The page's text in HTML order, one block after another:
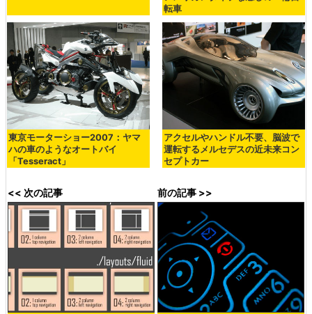
転車
東京モーターショー2007：ヤマ
ハの車のようなオートバイ
「Tesseract」
アクセルやハンドル不要、脳波で
運転するメルセデスの近未来コン
セプトカー
<< 次の記事 前の記事 >>